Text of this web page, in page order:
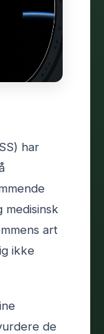
har
art
ikke
de